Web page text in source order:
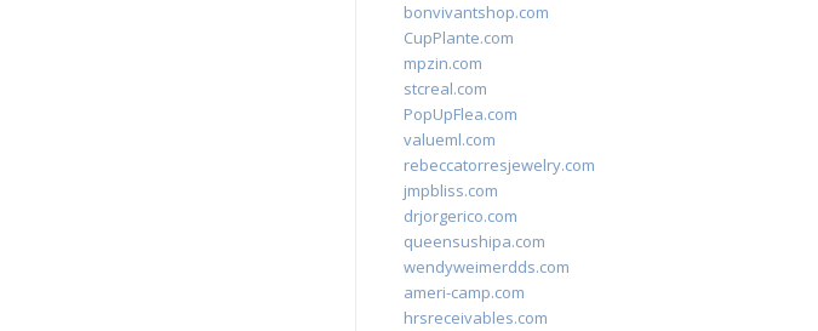
bonvivantshop.com
CupPlante.com
mpzin.com
stcreal.com
PopUpFlea.com
valueml.com
rebeccatorresjewelry.com
jmpbliss.com
drjorgerico.com
queensushipa.com
wendyweimerdds.com
ameri-camp.com
hrsreceivables.com